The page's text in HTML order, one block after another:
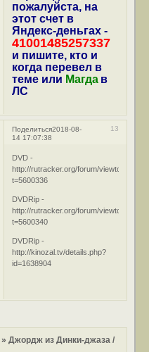
пожалуйста, на
этот счет в
Яндекс-деньгах -
41001485257337
и пишите, кто и
когда перевел в
теме или Магда в
ЛС
Поделиться 13
2018-08-
14 17:07:38
DVD -
http://rutracker.org/forum/
t=5600336
DVDRip -
http://rutracker.org/forum/
t=5600340
DVDRip -
http://kinozal.tv/details.php?
id=1638904
»Джордж из Динки-джаза /